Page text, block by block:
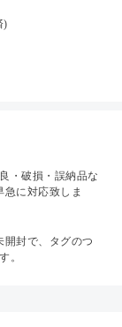
)
・破損・誤納品な
に対応致しま
開封で、タグのつ
。